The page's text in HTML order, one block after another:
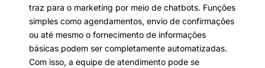
traz para o marketing por meio de chatbots. Funções
simples como agendamentos, envio de confirmações
ou até mesmo o fornecimento de informações
básicas podem ser completamente automatizadas.
Com isso, a equipe de atendimento pode se